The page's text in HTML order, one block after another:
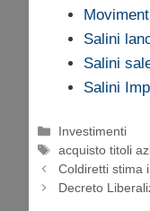
Salini
Salini
Salini
Categorie
Investimenti
Tag
acquisto titoli
Coldiretti stima
Decreto